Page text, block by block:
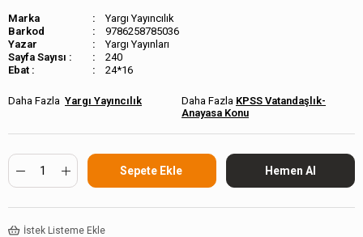
Marka
Yargı Yayıncılık
Barkod
9786258785036
Yargı Yayınları
Sayfa Sayısı :
240
Ebat :
24*16
Yargı Yayıncılık
KPSS Vatandaşlık-
Anayasa Konu
İstek Listeme Ekle